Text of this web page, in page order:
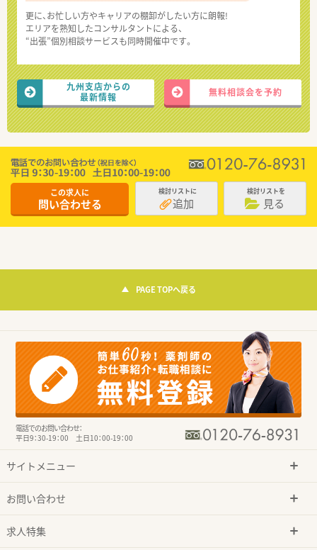
更に、お忙しい方やキャリアの棚卸がしたい方に朗報!
エリアを熟知したコンサルタントによる、
“出張”個別相談サービスも同時開催中です。
九州支店からの
最新情報
無料相談会を予約
この求人に
問い合わせる
検討リストに
追加
検討リストを
見る
PAGE TOPへ戻る
電話でのお問い合わせ：
平日9：30-19：00 土日10：00-19：00
サイトメニュー
お問い合わせ
求人特集